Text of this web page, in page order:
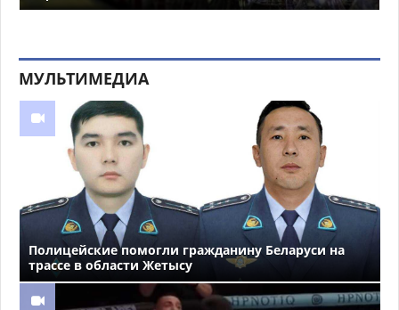
МУЛЬТИМЕДИА
Полицейские помогли гражданину Беларуси на
трассе в области Жетысу